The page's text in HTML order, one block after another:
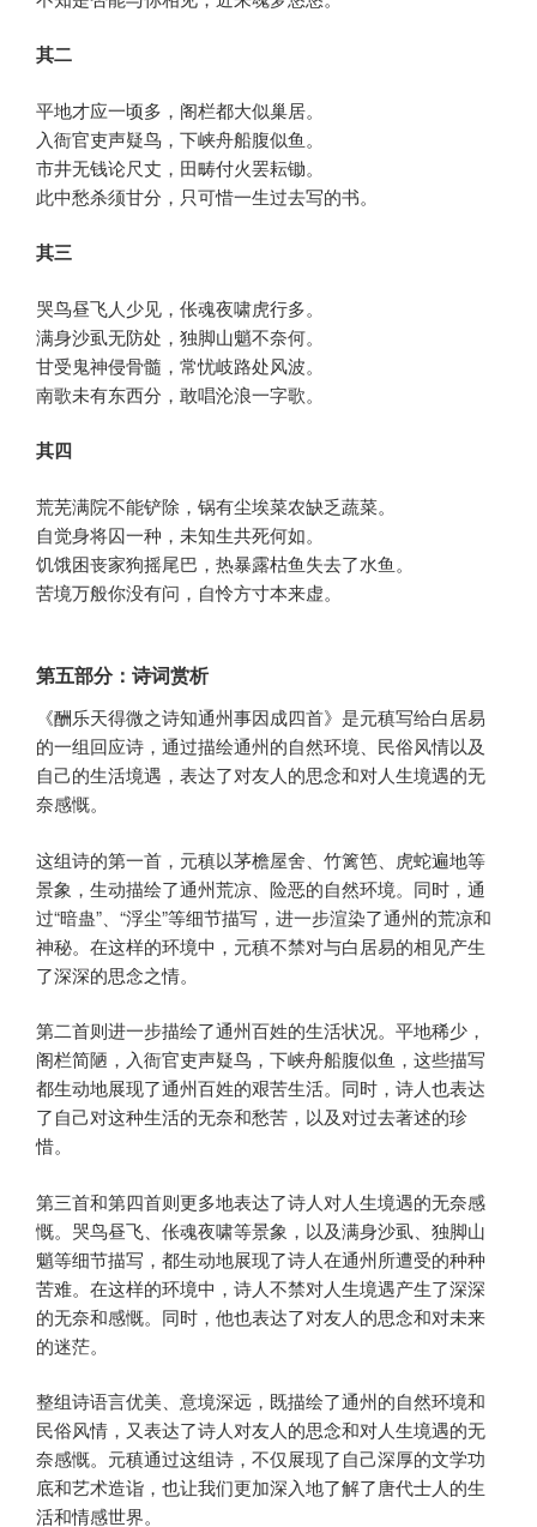
其二
平地才应一顷多，阁栏都大似巢居。
入衙官吏声疑鸟，下峡舟船腹似鱼。
市井无钱论尺丈，田畴付火罢耘锄。
此中愁杀须甘分，只可惜一生过去写的书。
其三
哭鸟昼飞人少见，伥魂夜啸虎行多。
满身沙虱无防处，独脚山魈不奈何。
甘受鬼神侵骨髓，常忧岐路处风波。
南歌未有东西分，敢唱沦浪一字歌。
其四
荒芜满院不能铲除，锅有尘埃菜农缺乏蔬菜。
自觉身将囚一种，未知生共死何如。
饥饿困丧家狗摇尾巴，热暴露枯鱼失去了水鱼。
苦境万般你没有问，自怜方寸本来虚。
第五部分：诗词赏析
《酬乐天得微之诗知通州事因成四首》是元稹写给白居易
的一组回应诗，通过描绘通州的自然环境、民俗风情以及
自己的生活境遇，表达了对友人的思念和对人生境遇的无
奈感慨。
这组诗的第一首，元稹以茅檐屋舍、竹篱笆、虎蛇遍地等
景象，生动描绘了通州荒凉、险恶的自然环境。同时，通
过“暗蛊”、“浮尘”等细节描写，进一步渲染了通州的荒凉和
神秘。在这样的环境中，元稹不禁对与白居易的相见产生
了深深的思念之情。
第二首则进一步描绘了通州百姓的生活状况。平地稀少，
阁栏简陋，入衙官吏声疑鸟，下峡舟船腹似鱼，这些描写
都生动地展现了通州百姓的艰苦生活。同时，诗人也表达
了自己对这种生活的无奈和愁苦，以及对过去著述的珍
惜。
第三首和第四首则更多地表达了诗人对人生境遇的无奈感
慨。哭鸟昼飞、伥魂夜啸等景象，以及满身沙虱、独脚山
魈等细节描写，都生动地展现了诗人在通州所遭受的种种
苦难。在这样的环境中，诗人不禁对人生境遇产生了深深
的无奈和感慨。同时，他也表达了对友人的思念和对未来
的迷茫。
整组诗语言优美、意境深远，既描绘了通州的自然环境和
民俗风情，又表达了诗人对友人的思念和对人生境遇的无
奈感慨。元稹通过这组诗，不仅展现了自己深厚的文学功
底和艺术造诣，也让我们更加深入地了解了唐代士人的生
活和情感世界。